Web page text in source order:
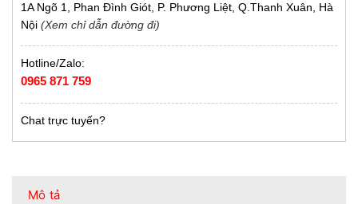
1A Ngõ 1, Phan Đình Giót, P. Phương Liệt, Q.Thanh Xuân, Hà
Nội (Xem chỉ dẫn đường đi)
Hotline/Zalo:
0965 871 759
Chat trực tuyến?
Mô tả